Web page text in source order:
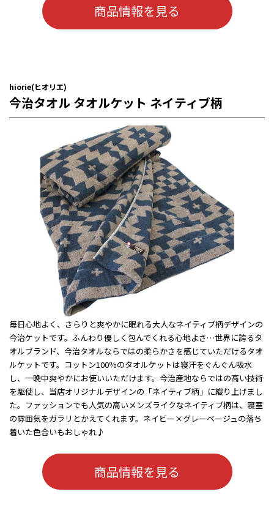
商品情報を見る
hiorie(ヒオリエ)
今治タオル タオルケット ネイティブ柄
毎日心地よく、さらりと爽やかに眠れる大人なネイティブ柄デザインの
今治ケットです。ふんわり優しく包んでくれる心地よさ…世界に誇るタ
オルブランド、今治タオルならではの柔らかさを感じていただけるタオ
ルケットです。コットン100％のタオルケットは寝汗をぐんぐん吸水
し、一晩中爽やかにお使いいただけます。今治産地ならではの高い技術
を駆使し、当店オリジナルデザインの「ネイティブ柄」に織り上げまし
た。ファッションでも人気の高いメンズライクなネイティブ柄は、寝室
の雰囲気をガラリとかえてくれます。ネイビー×グレーベージュの落ち
着いた色合いもおしゃれ♪
商品情報を見る